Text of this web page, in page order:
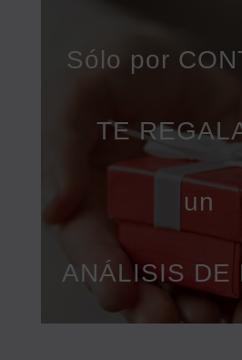
Sólo por
TE
un
ANÁLISIS DE